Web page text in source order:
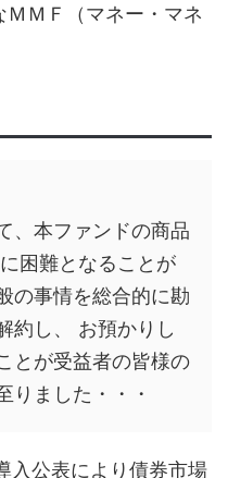
ＭＦ（マネー・マネ
、本ファンドの商品
困難となることが
の事情を総合的に勘
約し、 お預かりし
とが受益者の皆様の
りました・・・
入公表により債券市場